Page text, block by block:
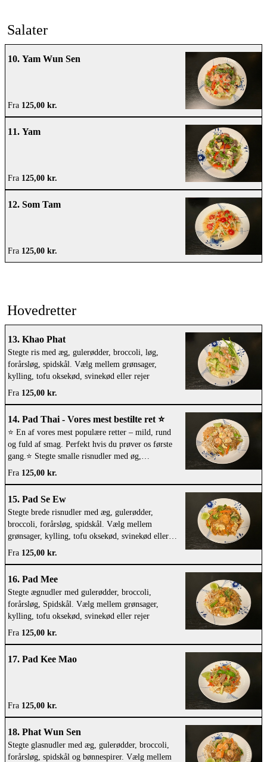
Salater
10. Yam Wun Sen
Fra 125,00 kr.
11. Yam
Fra 125,00 kr.
12. Som Tam
Fra 125,00 kr.
Hovedretter
13. Khao Phat
Stegte ris med æg, gulerødder, broccoli, løg,
forårsløg, spidskål. Vælg mellem grønsager,
kylling, tofu oksekød, svinekød eller rejer
Fra 125,00 kr.
14. Pad Thai - Vores mest bestilte ret ⭐️
⭐️ En af vores mest populære retter – mild, rund
og fuld af smag. Perfekt hvis du prøver os første
gang.⭐️ Stegte smalle risnudler med øg,
gulerødder, spidskål, bønnespirer og hakkede
Fra 125,00 kr.
15. Pad Se Ew
Stegte brede risnudler med æg, gulerødder,
broccoli, forårsløg, spidskål. Vælg mellem
grønsager, kylling, tofu oksekød, svinekød eller
rejer
Fra 125,00 kr.
16. Pad Mee
Stegte ægnudler med gulerødder, broccoli,
forårsløg, Spidskål. Vælg mellem grønsager,
kylling, tofu oksekød, svinekød eller rejer
Fra 125,00 kr.
17. Pad Kee Mao
Fra 125,00 kr.
18. Phat Wun Sen
Stegte glasnudler med æg, gulerødder, broccoli,
forårsløg, spidskål og bønnespirer. Vælg mellem